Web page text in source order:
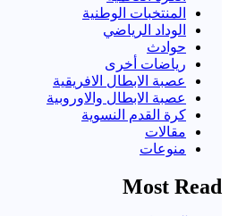
المنتخبات الوطنية
الوداد الرياضي
حوادث
رياضات أخرى
عصبة الابطال الافريقية
عصبة الابطال والاوروبية
كرة القدم النسوية
مقالات
منوعات
Most Read